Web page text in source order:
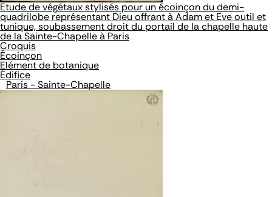
Etude de végétaux stylisés pour un écoinçon du demi-
quadrilobe représentant Dieu offrant à Adam et Eve outil et
tunique, soubassement droit du portail de la chapelle haute
de la Sainte-Chapelle à Paris
Croquis
Écoinçon
Elément de botanique
Édifice
Paris - Sainte-Chapelle